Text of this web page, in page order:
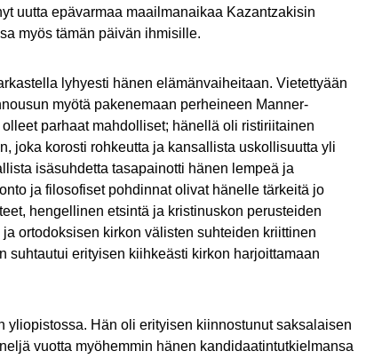
uutta epävarmaa maailmanaikaa Kazantzakisin
myös tämän päivän ihmisille.
lyhyesti hänen elämänvaiheitaan. Vietettyään
myötä pakenemaan perheineen Manner-
parhaat mahdolliset; hänellä oli ristiriitainen
joka korosti rohkeutta ja kansallista uskollisuutta yli
isäsuhdetta tasapainotti hänen lempeä ja
ja filosofiset pohdinnat olivat hänelle tärkeitä jo
hengellinen etsintä ja kristinuskon perusteiden
ortodoksisen kirkon välisten suhteiden kriittinen
suhtautui erityisen kiihkeästi kirkon harjoittamaan
Hän oli erityisen kiinnostunut saksalaisen
vuotta myöhemmin hänen kandidaatintutkielmansa